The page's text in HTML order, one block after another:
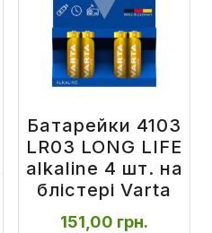
Батарейки 4103
LR03 LONG LIFE
alkaline 4 шт. на
блістері Varta
151,00 грн.